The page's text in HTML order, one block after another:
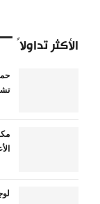
الأكثر تداولاً